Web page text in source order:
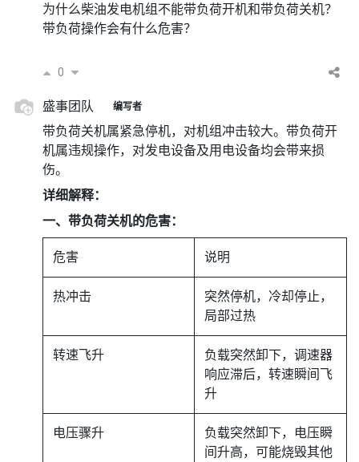
为什么柴油发电机组不能带负荷开机和带负荷关机？
带负荷操作会有什么危害？
0
盛事团队 编写者
带负荷关机属紧急停机，对机组冲击较大。带负荷开
机属违规操作，对发电设备及用电设备均会带来损
伤。
详细解释：
一、带负荷关机的危害：
危害 说明
热冲击
突然停机，冷却停止，
局部过热
转速飞升
负载突然卸下，调速器
响应滞后，转速瞬间飞
升
电压骤升
负载突然卸下，电压瞬
间升高，可能烧毁其他